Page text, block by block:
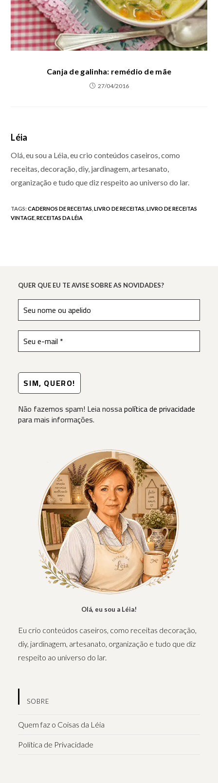
Canja de galinha: remédio de mãe
27/04/2016
Léia
Olá, eu sou a Léia, eu crio conteúdos caseiros, como
receitas, decoração, diy, jardinagem, artesanato,
organização e tudo que diz respeito ao universo do lar.
TAGS:CADERNOS DE RECEITAS LIVRO DE RECEITAS LIVRO DE RECEITAS
VINTAGE RECEITAS DA LÉIA
QUER QUE EU TE AVISE SOBRE AS NOVIDADES?
Não fazemos spam! Leia nossapolítica de privacidade
para mais informações.
Olá, eu sou a Léia!
Eu crio conteúdos caseiros, como receitas decoração,
diy, jardinagem, artesanato, organização e tudo que diz
respeito ao universo do lar.
SOBRE
Quem faz o Coisas da Léia
Política de Privacidade